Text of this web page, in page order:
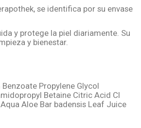
se identifica por su envase
y protege la piel diariamente. Su
y bienestar.
Propylene Glycol
Betaine Citric Acid CI
Aloe Bar badensis Leaf Juice